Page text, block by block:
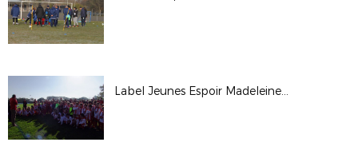
Label Jeunes Espoir Madeleine Guérande